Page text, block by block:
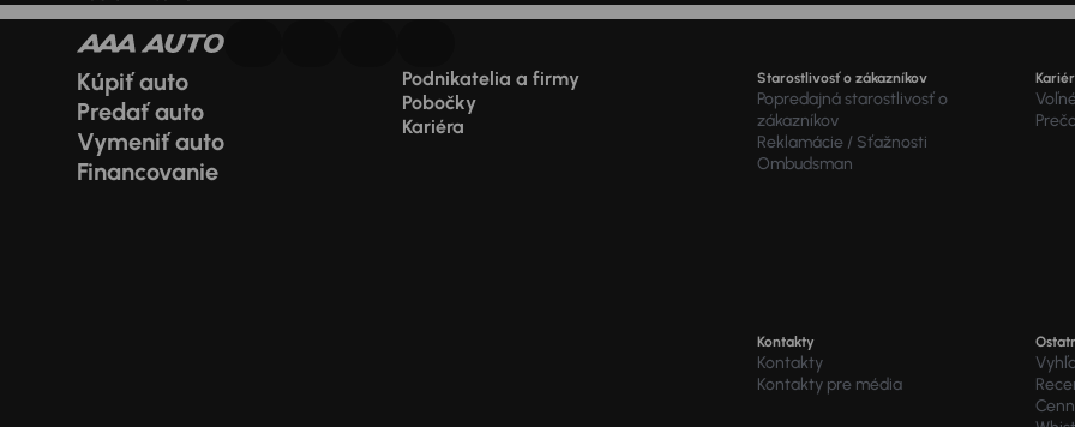
Kúpiť auto
Predať auto
Vymeniť auto
Financovanie
Podnikatelia a firmy
Pobočky
Kariéra
Starostlivosť o zákazníkov
Popredajná starostlivosť o
zákazníkov
Reklamácie / Sťažnosti
Ombudsman
Kontakty
Kontakty
Kontakty pre média